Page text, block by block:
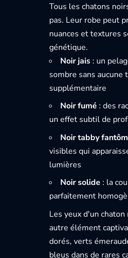
Tous les chatons
pas. Leur robe peut
nuances et textures
génétique.
Noir jais : un
sombre sans aucune
supplémentaire
Noir fumé : des
un effet subtil de
Noir tabby
visibles qui
lumières
Noir solide : la
parfaitement
Les yeux d'un
autre élément
dorés, verts
bleus dans de rares